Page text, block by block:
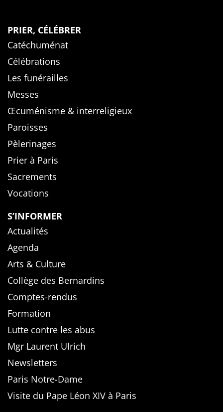
PRIER, CÉLÉBRER
Catéchuménat
Célébrations
Les funérailles
Messes
Œcuménisme & interreligieux
Paroisses
Pèlerinages
Prier à Paris
Sacrements
Vocations
S’INFORMER
Actualités
Agenda
Arts & Culture
Collège des Bernardins
Comptes-rendus
Formation
Lutte contre les abus
Mgr Laurent Ulrich
Newsletters
Paris Notre-Dame
Visite du Pape Léon XIV à Paris